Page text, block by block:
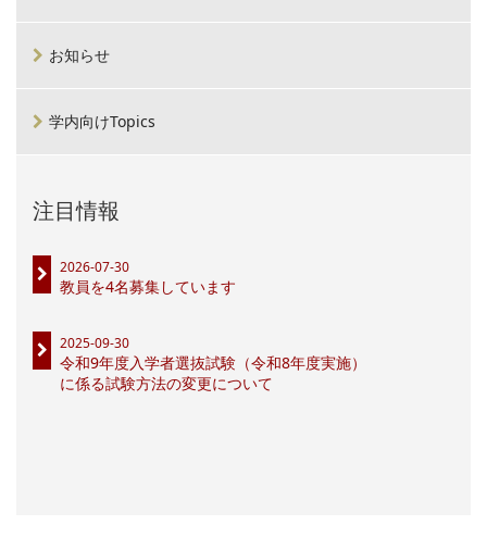
お知らせ
学内向けTopics
注目情報
2026-07-30
教員を4名募集しています
2025-09-30
令和9年度入学者選抜試験（令和8年度実施）
に係る試験方法の変更について